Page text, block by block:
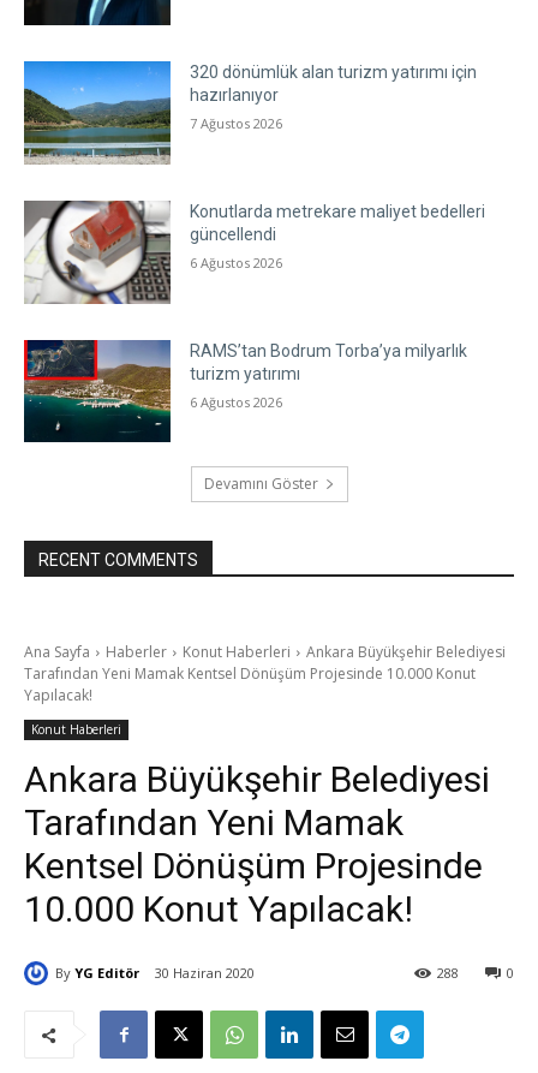
320 dönümlük alan turizm yatırımı için
hazırlanıyor
7 Ağustos 2026
Konutlarda metrekare maliyet bedelleri
güncellendi
6 Ağustos 2026
RAMS’tan Bodrum Torba’ya milyarlık
turizm yatırımı
6 Ağustos 2026
Devamını Göster
RECENT COMMENTS